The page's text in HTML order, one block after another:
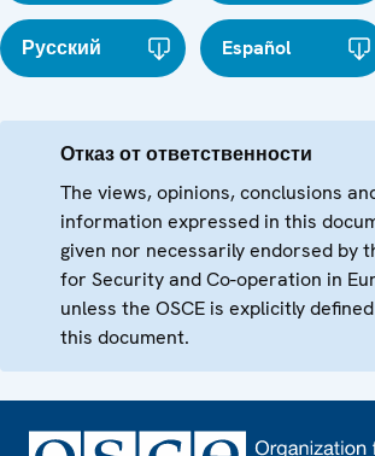
Русский Español
Отказ от ответственности
The views, opinions, conclusions
information expressed in this
given nor necessarily endorsed by
for Security and Co-operation in
unless the OSCE is explicitly
this document.